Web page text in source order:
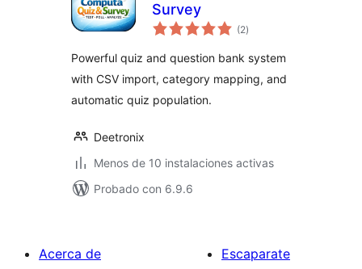
Survey
(2total
de
)
Powerful quiz and question bank system
with CSV import, category mapping, and
automatic quiz population.
Deetronix
Menos de 10 instalaciones activas
Probado con 6.9.6
Acerca de
Escaparate